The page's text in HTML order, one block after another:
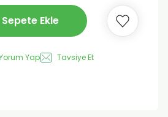
Sepete Ekle
Yap
Tavsiye Et